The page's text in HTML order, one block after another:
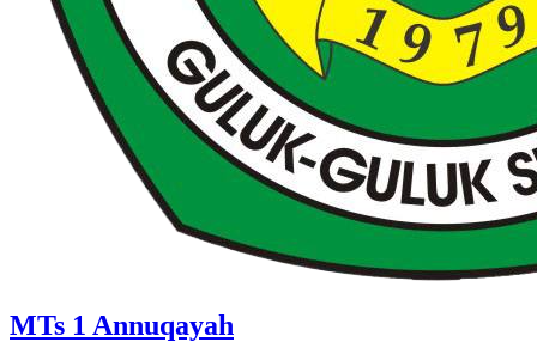
MTs 1 Annuqayah